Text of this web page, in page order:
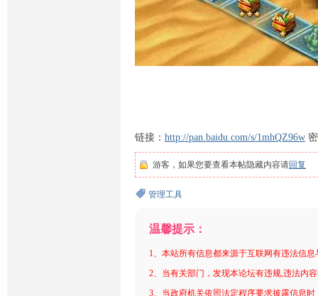
链接： http://pan.baidu.com/s/1mhQZ96w
游客，如果您要查看本帖隐藏内容请回复
管理工具
温馨提示：
1、本站所有信息都来源于互联网有违法信
2、当有关部门，发现本论坛有违规,违法内
3、当政府机关依照法定程序要求披露信息